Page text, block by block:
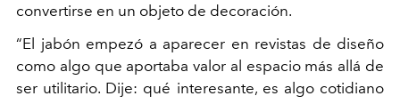
convertirse en un objeto de decoración.
“El jabón empezó a aparecer en revistas de diseño
como algo que aportaba valor al espacio más allá de
ser utilitario. Dije: qué interesante, es algo cotidiano